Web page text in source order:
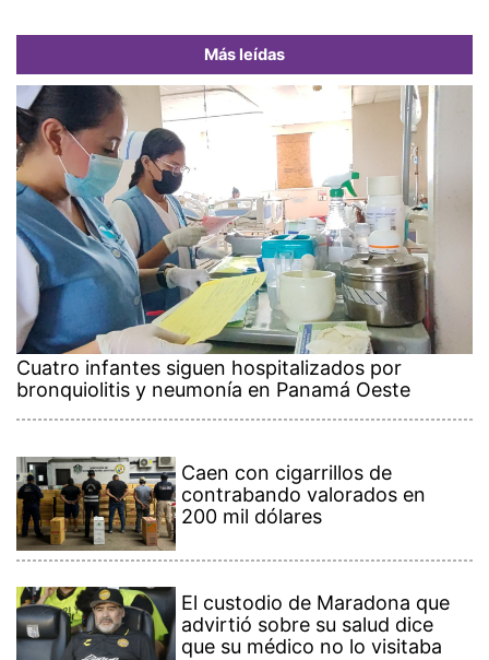
Más leídas
Cuatro infantes siguen hospitalizados por
bronquiolitis y neumonía en Panamá Oeste
Caen con cigarrillos de
contrabando valorados en
200 mil dólares
El custodio de Maradona que
advirtió sobre su salud dice
que su médico no lo visitaba